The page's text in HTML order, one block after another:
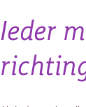
Ieder